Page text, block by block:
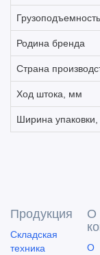
Родина бренда
Страна
Ход штока, мм
Ширина
Продукция
Складская
техника
О
О